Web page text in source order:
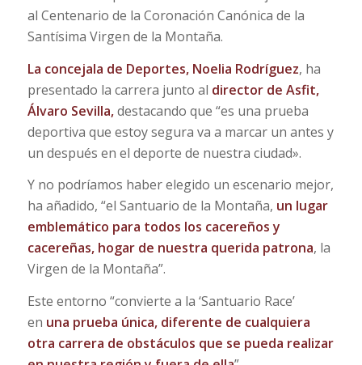
al Centenario de la Coronación Canónica de la
Santísima Virgen de la Montaña.
La concejala de Deportes, Noelia Rodríguez, ha
presentado la carrera junto al director de Asfit,
Álvaro Sevilla,destacando que “es una prueba
deportiva que estoy segura va a marcar un antes y
un después en el deporte de nuestra ciudad».
Y no podríamos haber elegido un escenario mejor,
ha añadido, “el Santuario de la Montaña, un lugar
emblemático para todos los cacereños y
cacereñas, hogar de nuestra querida patrona, la
Virgen de la Montaña”.
Este entorno “convierte a la ‘Santuario Race’
en una prueba única, diferente de cualquiera
otra carrera de obstáculos que se pueda realizar